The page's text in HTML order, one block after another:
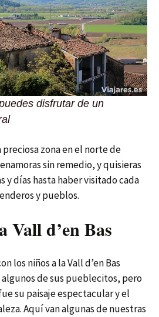
disfrutar de un
preciosa zona en el norte de
sin remedio, y quisieras
y días hasta haber visitado cada
y pueblos.
Vall d’en Bas
los niños a la Vall d’en Bas
de sus pueblecitos, pero
su paisaje espectacular y el
Aquí van algunas de nuestras